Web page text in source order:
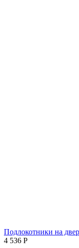
Подлокотники на
4 536 Р